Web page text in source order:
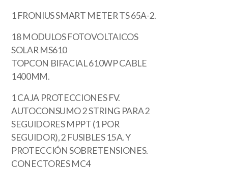
1 FRONIUS SMART METER TS 65A-2.
18 MODULOS FOTOVOLTAICOS
SOLAR MS610
TOPCON BIFACIAL 610WP CABLE
1400MM.
1 CAJA PROTECCIONES FV.
AUTOCONSUMO 2 STRING PARA 2
SEGUIDORES MPPT (1 POR
SEGUIDOR), 2 FUSIBLES 15A. Y
PROTECCIÓN SOBRETENSIONES.
CONECTORES MC4